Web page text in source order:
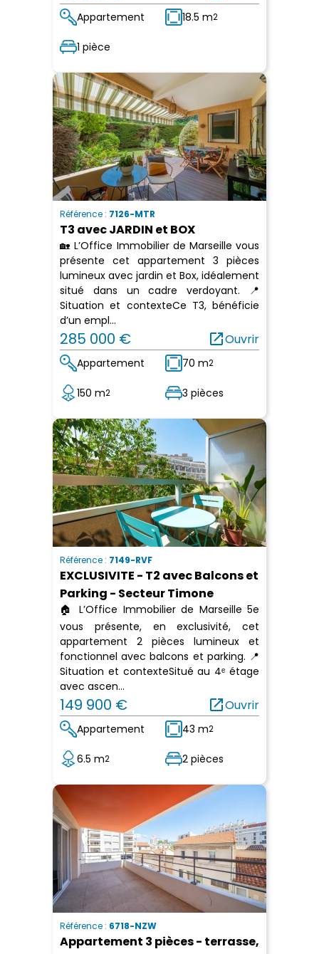
Appartement 18.5 m2
1 pièce
Référence : 7126-MTR
T3 avec JARDIN et BOX
🏡 L’Office Immobilier de Marseille vous
présente cet appartement 3 pièces
lumineux avec jardin et Box, idéalement
situé dans un cadre verdoyant. 📍
Situation et contexteCe T3, bénéficie
d’un empl...
285 000 € open_in_newOuvrir
Appartement 70 m2
150 m2 3 pièces
Référence : 7149-RVF
EXCLUSIVITE - T2 avec Balcons et
Parking - Secteur Timone
🏠 L’Office Immobilier de Marseille 5e
vous présente, en exclusivité, cet
appartement 2 pièces lumineux et
fonctionnel avec balcons et parking. 📍
Situation et contexteSitué au 4ᵉ étage
avec ascen...
149 900 € open_in_newOuvrir
Appartement 43 m2
6.5 m2 2 pièces
Référence : 6718-NZW
Appartement 3 pièces - terrasse,